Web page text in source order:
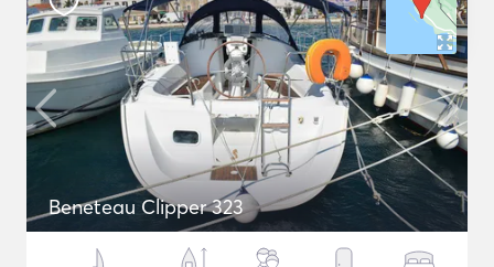
Beneteau Clipper 323